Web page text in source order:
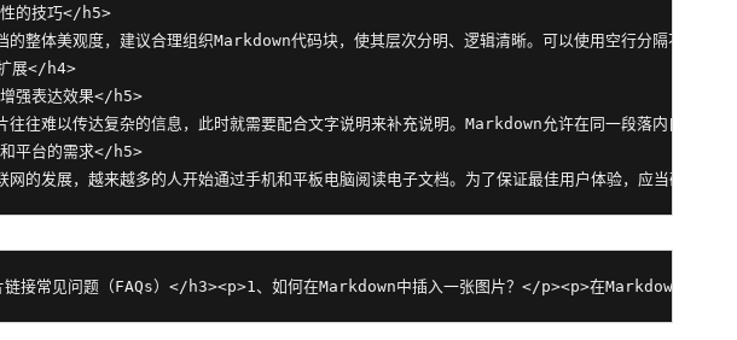
的技巧</h5>
整体美观度，建议合理组织Markdown代码块，使其层次分明、逻辑清晰。可以使用空行分隔不同的
展</h4>
强表达效果</h5>
往难以传达复杂的信息，此时就需要配合文字说明来补充说明。Markdown允许在同一段落内自由组
平台的需求</h5>
接常见问题（FAQs）</h3><p>1、如何在Markdown中插入一张图片？</p><p>在Markdown